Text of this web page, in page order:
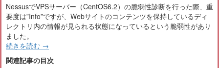
NessusでVPSサーバー（CentOS6.2）の脆弱性診断を行った際、重
要度は”Info”ですが、Webサイトのコンテンツを保持しているディ
レクトリ内の情報が見られる状態になっているという脆弱性があり
ました。
続きを読む →
関連記事の目次